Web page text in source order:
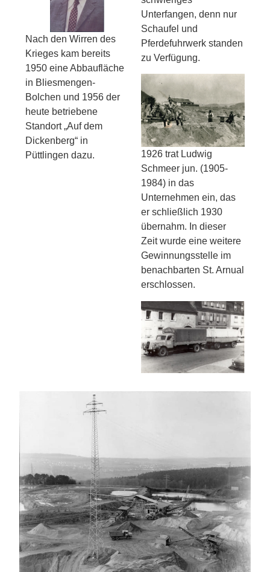
Nach den Wirren des
Krieges kam bereits
1950 eine Abbaufläche
in Bliesmengen-
Bolchen und 1956 der
heute betriebene
Standort „Auf dem
Dickenberg“ in
Püttlingen dazu.
Unterfangen, denn nur
Schaufel und
Pferdefuhrwerk standen
zu Verfügung.
1926 trat Ludwig
Schmeer jun. (1905-
1984) in das
Unternehmen ein, das
er schließlich 1930
übernahm. In dieser
Zeit wurde eine weitere
Gewinnungsstelle im
benachbarten St. Arnual
erschlossen.